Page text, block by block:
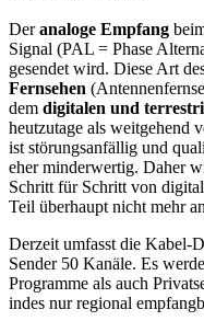
Deranaloge Empfang
Signal (PAL = Phase
gesendet wird. Diese Art
Fernsehen
dem digitalen und
heutzutage als weitgehend
ist störungsanfällig und
eher minderwertig. Daher
Schritt für Schritt von
Teil überhaupt nicht mehr
Derzeit umfasst die Kabel-
Sender 50 Kanäle. Es
Programme als auch
indes nur regional